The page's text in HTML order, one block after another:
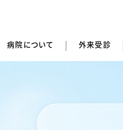
病院について 外来受診